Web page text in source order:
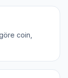
coin,